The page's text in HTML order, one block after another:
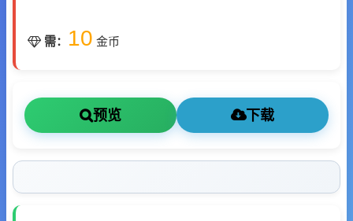
需： 10 金币
预览 下载